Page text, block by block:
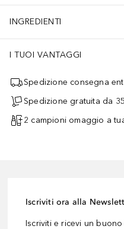
INGREDIENTI
I TUOI VANTAGGI
Spedizione consegna
Spedizione gratuita da
2 campioni omaggio a
Iscriviti ora alla
Iscriviti e ricevi un